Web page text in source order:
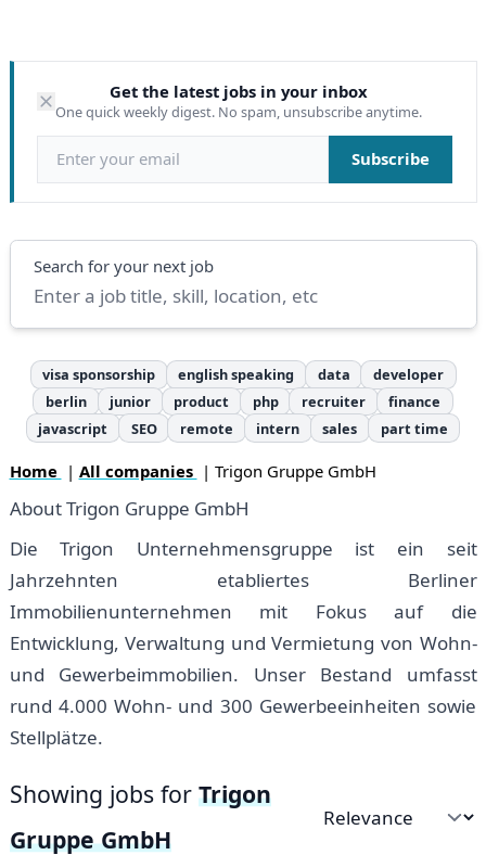
Get the latest jobs in your inbox
One quick weekly digest. No spam, unsubscribe anytime.
Email address Subscribe
Search
Search for your next job
visa sponsorship english speaking data
developer
berlin
junior product php recruiter
finance
javascript
SEO remote intern sales part time
Home | All companies | Trigon Gruppe GmbH
About Trigon Gruppe GmbH
Die Trigon Unternehmensgruppe ist ein seit
Jahrzehnten etabliertes Berliner
Immobilienunternehmen mit Fokus auf die
Entwicklung, Verwaltung und Vermietung von Wohn-
und Gewerbeimmobilien. Unser Bestand umfasst
rund 4.000 Wohn- und 300 Gewerbeeinheiten sowie
Stellplätze.
Showing jobs for Trigon
Gruppe GmbH
Sort by